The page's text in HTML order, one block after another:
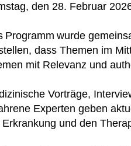
den 28. Februar
Programm wurde
dass Themen im
mit Relevanz und
Vorträge,
Experten geben
Erkrankung und den